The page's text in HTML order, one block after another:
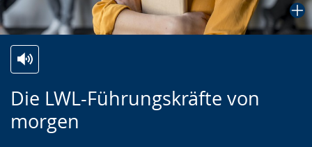
Die LWL-Führungskräfte von
morgen
Leichten
Sprache
Audio-
Unterstützung.
Video
in